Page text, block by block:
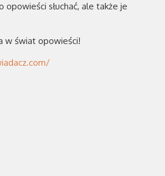
opowieści słuchać, ale także je
w świat opowieści!